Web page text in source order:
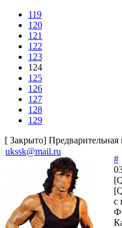
119
120
121
122
123
124
125
126
127
128
129
[ Закрыто]
ukssk@mail.ru
#
с